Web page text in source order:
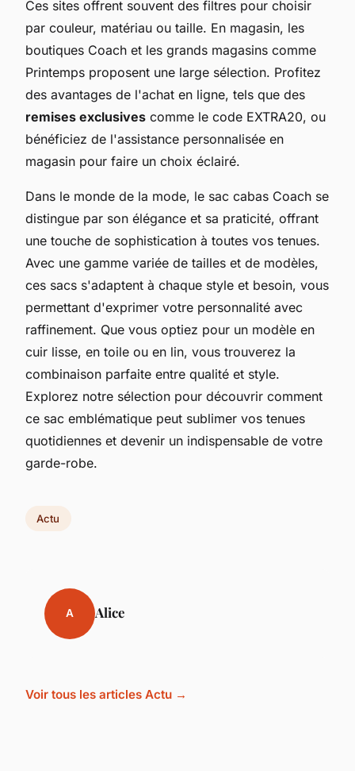
Ces sites offrent souvent des filtres pour choisir
par couleur, matériau ou taille. En magasin, les
boutiques Coach et les grands magasins comme
Printemps proposent une large sélection. Profitez
des avantages de l'achat en ligne, tels que des
remises exclusives comme le code EXTRA20, ou
bénéficiez de l'assistance personnalisée en
magasin pour faire un choix éclairé.
Dans le monde de la mode, le sac cabas Coach se
distingue par son élégance et sa praticité, offrant
une touche de sophistication à toutes vos tenues.
Avec une gamme variée de tailles et de modèles,
ces sacs s'adaptent à chaque style et besoin, vous
permettant d'exprimer votre personnalité avec
raffinement. Que vous optiez pour un modèle en
cuir lisse, en toile ou en lin, vous trouverez la
combinaison parfaite entre qualité et style.
Explorez notre sélection pour découvrir comment
ce sac emblématique peut sublimer vos tenues
quotidiennes et devenir un indispensable de votre
garde-robe.
Actu
A Alice
Voir tous les articles Actu →